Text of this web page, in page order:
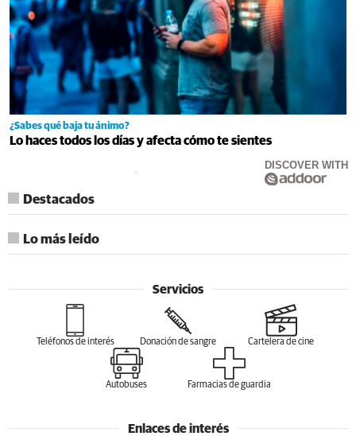
¿Sabes qué baja tu ánimo?
Lo haces todos los días y afecta cómo te sientes
DISCOVER WITH
Destacados
Lo más leído
Servicios
Teléfonos de interés Donación de sangre Cartelera de cine
Autobuses Farmacias de guardia
Enlaces de interés